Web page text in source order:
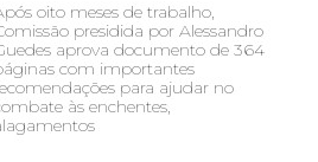
oito meses de trabalho,
presidida por Alessandro
aprova documento de 364
com importantes
para ajudar no
às enchentes,